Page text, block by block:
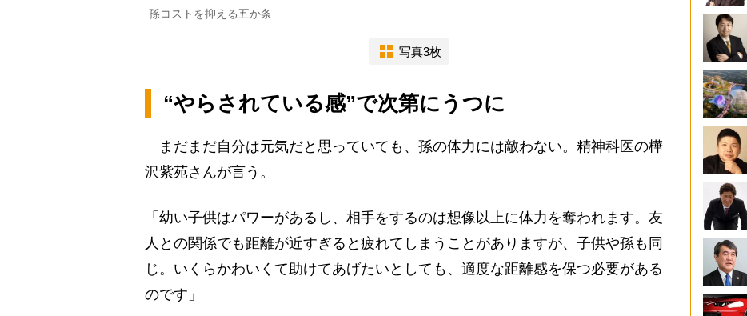
孫コストを抑える五か条
写真3枚
“やらされている感”で次第にうつに
まだまだ自分は元気だと思っていても、孫の体力には敵わない。精神科医の樺
沢紫苑さんが言う。
「幼い子供はパワーがあるし、相手をするのは想像以上に体力を奪われます。友
人との関係でも距離が近すぎると疲れてしまうことがありますが、子供や孫も同
じ。いくらかわいくて助けてあげたいとしても、適度な距離感を保つ必要がある
のです」